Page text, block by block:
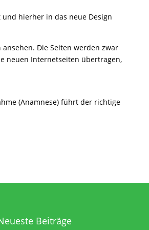
hierher in das neue Design
Die Seiten werden zwar
neuen Internetseiten übertragen,
(Anamnese) führt der richtige
Beiträge